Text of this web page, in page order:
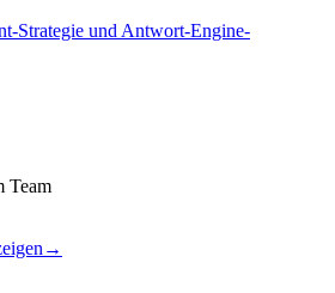
Strategie und Antwort-Engine-
Team
→